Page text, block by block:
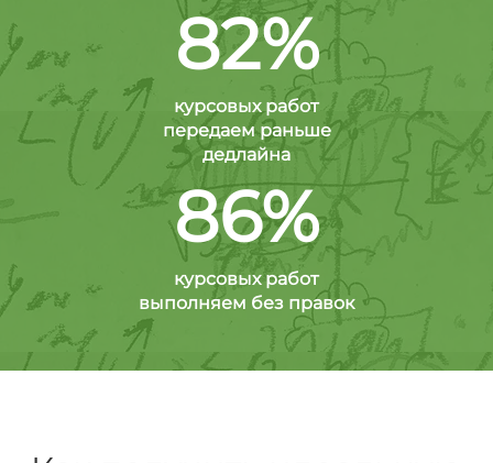
82%
курсовых работ
передаем раньше
дедлайна
86%
курсовых работ
выполняем без правок